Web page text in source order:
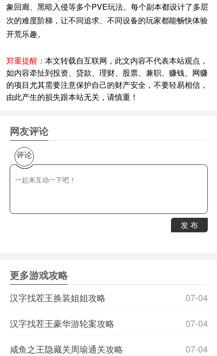
象回廊、黑暗入侵等多个PVE玩法。每个副本都设计了多层
次的难度阶梯，让不同追求、不同设备的玩家都能畅快体验
开荒乐趣。
郑重提醒： 本文转载自互联网，此文内容不代表本站观点，
如内容牵扯到投资、贷款、理财、股票、兼职、赚钱、网赚
的项目尤其需要注意保护自己的财产安全，不要轻易相信，
由此产生的损失跟本站无关，请慎重！
网友评论
评论
发 布
更多游戏攻略
07-04
汉字找茬王换装姐姐攻略
07-04
汉字找茬王豪华游轮案攻略
07-04
咸鱼之王隐藏关周瑜通关攻略